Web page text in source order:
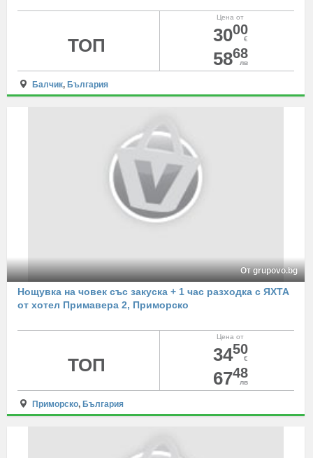
Цена от
3000
€
5868
лв
ТОП
Балчик, България
От grupovo.bg
Нощувка на човек със закуска + 1 час разходка с ЯХТА
от хотел Примавера 2, Приморско
Цена от
3450
€
6748
лв
ТОП
Приморско, България